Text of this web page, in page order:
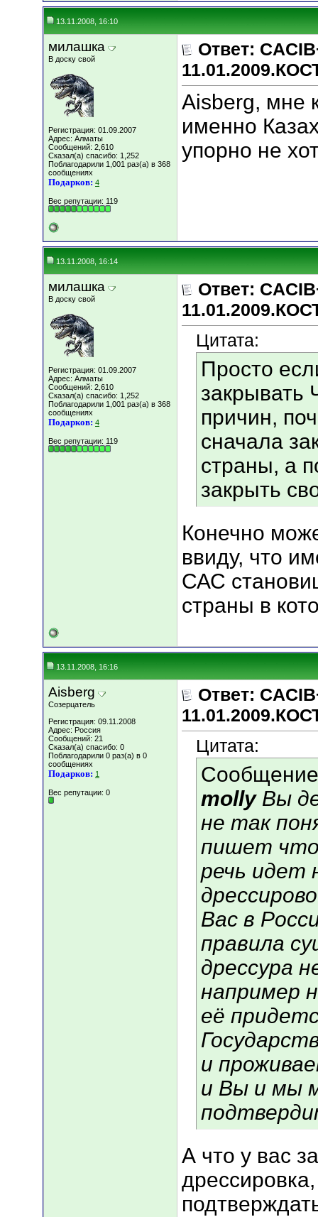
13.11.2008, 16:10
милашка
В доску свой
Регистрация: 01.09.2007
Адрес: Алматы
Сообщений: 2,610
Сказал(а) спасибо: 1,252
Поблагодарили 1,001 раз(а) в 368
сообщениях
Подарков: 4
Вес репутации: 119
Ответ:
Aisberg, мне
именно
упорно не
13.11.2008, 16:14
милашка
В доску свой
Регистрация: 01.09.2007
Адрес: Алматы
Сообщений: 2,610
Сказал(а) спасибо: 1,252
Поблагодарили 1,001 раз(а) в 368
сообщениях
Подарков: 4
Вес репутации: 119
Ответ:
Цитата:
Просто
закрывать
причин,
сначала
страны, а
закрыть
Конечно
ввиду, что
САС
страны в
13.11.2008, 16:16
Aisberg
Созерцатель
Регистрация: 09.11.2008
Адрес: Россия
Сообщений: 21
Сказал(а) спасибо: 0
Поблагодарили 0 раз(а) в 0
сообщениях
Подарков: 1
Вес репутации: 0
Ответ:
Цитата:
mollyВы
не так
пишет
речь идет
Вас в
правила
дрессура
например
её
и
и Вы и мы
А что у вас